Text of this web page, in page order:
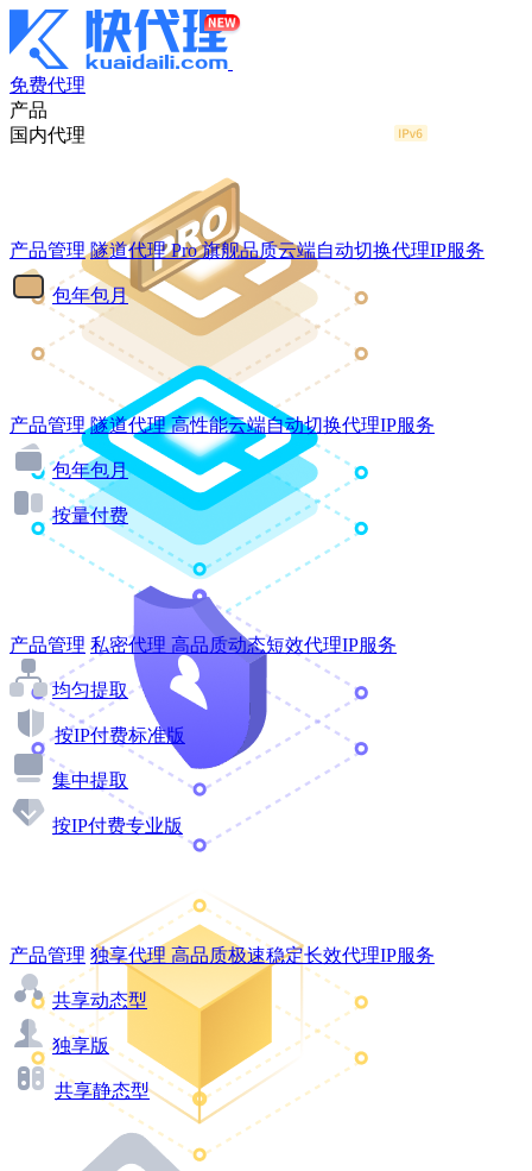
免费代理
产品
国内代理
产品管理 隧道代理Pro 旗舰品质云端自动切换代理IP服务
包年包月
产品管理 隧道代理 高性能云端自动切换代理IP服务
包年包月
按量付费
产品管理 私密代理 高品质动态短效代理IP服务
均匀提取
按IP付费标准版
集中提取
按IP付费专业版
产品管理 独享代理 高品质极速稳定长效代理IP服务
共享动态型
独享版
共享静态型